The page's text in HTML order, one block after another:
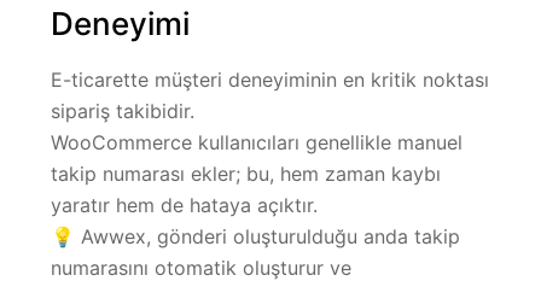
Deneyimi
E-ticarette müşteri deneyiminin en kritik noktası
sipariş takibidir.
WooCommerce kullanıcıları genellikle manuel
takip numarası ekler; bu, hem zaman kaybı
yaratır hem de hataya açıktır.
💡 Awwex, gönderi oluşturulduğu anda takip
numarasını otomatik oluşturur ve